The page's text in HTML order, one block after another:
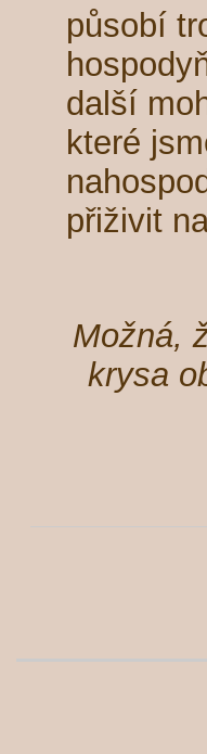
působí
další
které
přiživit
Možná,
krysa